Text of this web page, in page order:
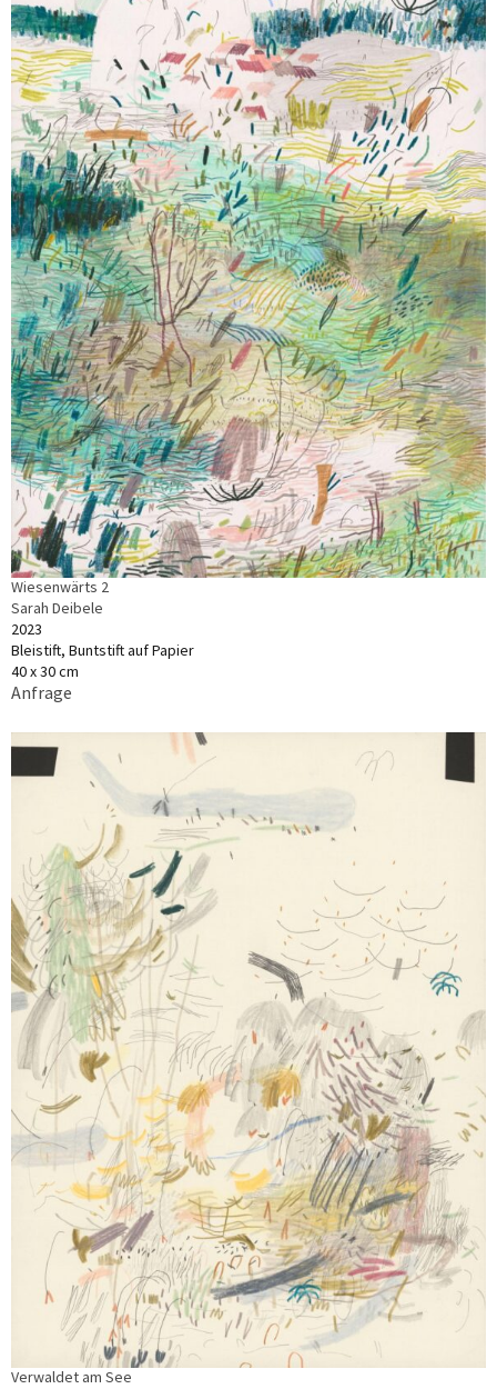
Wiesenwärts 2
Sarah Deibele
2023
Bleistift, Buntstift auf Papier
40 x 30 cm
Anfrage
Verwaldet am See